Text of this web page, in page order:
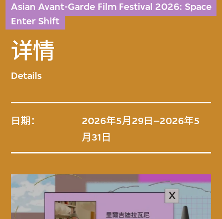
Asian Avant-Garde Film Festival 2026: Space
Enter Shift
详情
Details
日期：
2026年5月29日–2026年5
月31日